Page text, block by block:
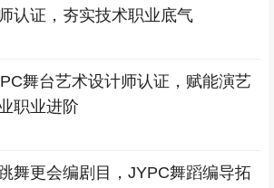
认证，夯实技术职业底气
舞台艺术设计师认证，赋能演艺
职业进阶
舞更会编剧目，JYPC舞蹈编导拓